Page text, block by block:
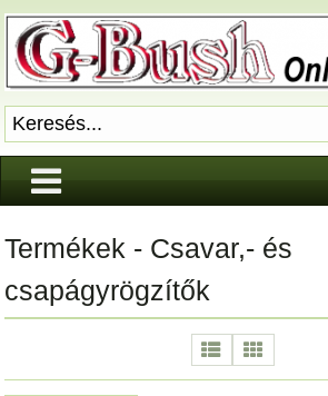
Termékek - Csavar,- és
csapágyrögzítők